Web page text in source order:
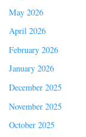
May 2026
April 2026
February 2026
January 2026
December 2025
November 2025
October 2025